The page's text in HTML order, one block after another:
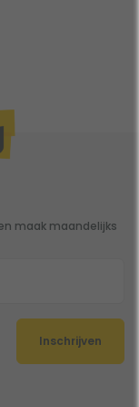
maak maandelijks
Inschrijven